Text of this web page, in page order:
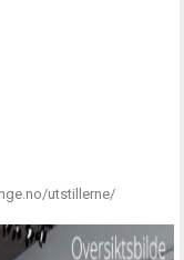
utstillerne/